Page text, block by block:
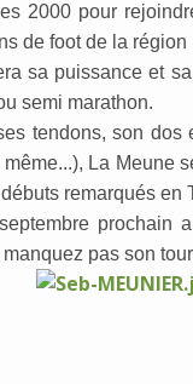
2000 pour
de foot de la
sa puissance et
semi marathon.
tendons, son
La Meune
remarqués en
pas son